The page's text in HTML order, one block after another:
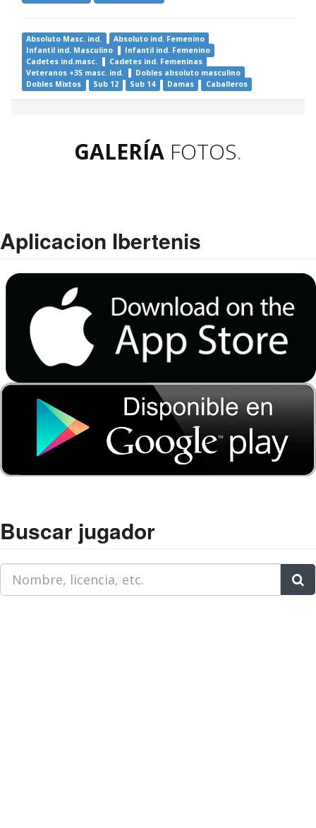
Absoluto Masc. ind.
Absoluto ind. Femenino
Infantil ind. Masculino
Infantil ind. Femenino
Cadetes ind.masc.
Cadetes ind. Femeninas
Veteranos +35 masc. ind.
Dobles absoluto masculino
Dobles Mixtos
Sub 12 Sub 14 Damas Caballeros
GALERÍA FOTOS.
Aplicacion Ibertenis
Buscar jugador